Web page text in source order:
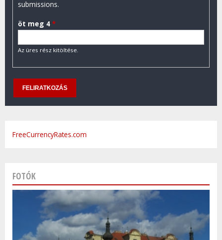
submissions.
öt meg 4 *
Az üres rész kitöltése.
FreeCurrencyRates.com
FOTÓK